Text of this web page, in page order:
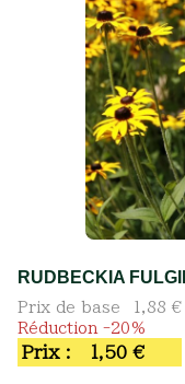
RUDBECKIA
Prix de base
1,88 €
Réduction -20%
Prix : 1,50 €